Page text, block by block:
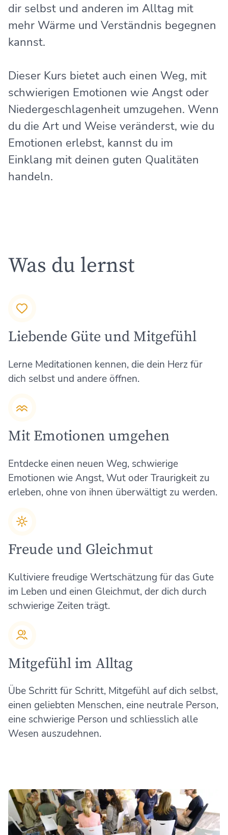
dir selbst und anderen im Alltag mit
mehr Wärme und Verständnis begegnen
kannst.
Dieser Kurs bietet auch einen Weg, mit
schwierigen Emotionen wie Angst oder
Niedergeschlagenheit umzugehen. Wenn
du die Art und Weise veränderst, wie du
Emotionen erlebst, kannst du im
Einklang mit deinen guten Qualitäten
handeln.
Was du lernst
Liebende Güte und Mitgefühl
Lerne Meditationen kennen, die dein Herz für
dich selbst und andere öffnen.
Mit Emotionen umgehen
Entdecke einen neuen Weg, schwierige
Emotionen wie Angst, Wut oder Traurigkeit zu
erleben, ohne von ihnen überwältigt zu werden.
Freude und Gleichmut
Kultiviere freudige Wertschätzung für das Gute
im Leben und einen Gleichmut, der dich durch
schwierige Zeiten trägt.
Mitgefühl im Alltag
Übe Schritt für Schritt, Mitgefühl auf dich selbst,
einen geliebten Menschen, eine neutrale Person,
eine schwierige Person und schliesslich alle
Wesen auszudehnen.